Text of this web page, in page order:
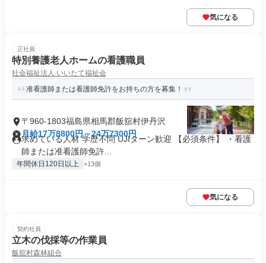
気になる
正社員
特別養護老人ホームの看護職員
社会福祉法人 いいたて福祉会
准看護師または看護師免許をお持ちの方を募集！
〒960-1803福島県相馬郡飯舘村伊丹沢
月給17万8800円～24万7300円
求めている人材 学歴不問 UJIターン歓迎 【必須条件】 ・看護
師または准看護師免許...
年間休日120日以上 +13個
気になる
契約社員
立木の伐採等の作業員
飯舘村森林組合